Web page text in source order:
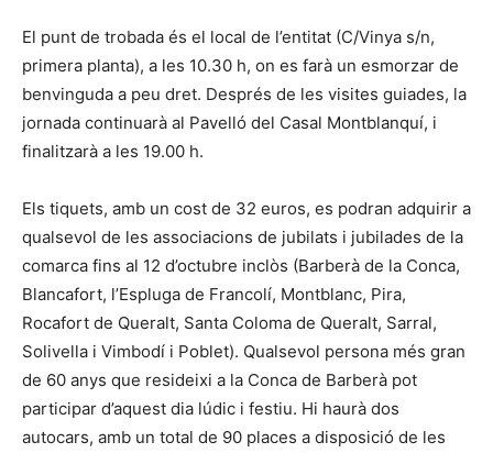
El punt de trobada és el local de l’entitat (C/Vinya s/n,
primera planta), a les 10.30 h, on es farà un esmorzar de
benvinguda a peu dret. Després de les visites guiades, la
jornada continuarà al Pavelló del Casal Montblanquí, i
finalitzarà a les 19.00 h.
Els tiquets, amb un cost de 32 euros, es podran adquirir a
qualsevol de les associacions de jubilats i jubilades de la
comarca fins al 12 d’octubre inclòs (Barberà de la Conca,
Blancafort, l’Espluga de Francolí, Montblanc, Pira,
Rocafort de Queralt, Santa Coloma de Queralt, Sarral,
Solivella i Vimbodí i Poblet). Qualsevol persona més gran
de 60 anys que resideixi a la Conca de Barberà pot
participar d’aquest dia lúdic i festiu. Hi haurà dos
autocars, amb un total de 90 places a disposició de les